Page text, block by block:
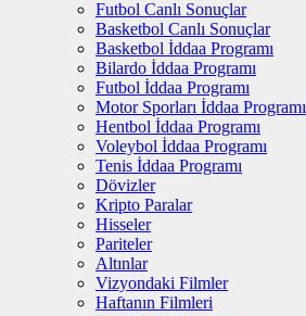
Futbol Canlı Sonuçlar
Basketbol Canlı Sonuçlar
Basketbol İddaa Programı
Bilardo İddaa Programı
Futbol İddaa Programı
Motor Sporları İddaa Programı
Hentbol İddaa Programı
Voleybol İddaa Programı
Tenis İddaa Programı
Dövizler
Kripto Paralar
Hisseler
Pariteler
Altınlar
Vizyondaki Filmler
Haftanın Filmleri